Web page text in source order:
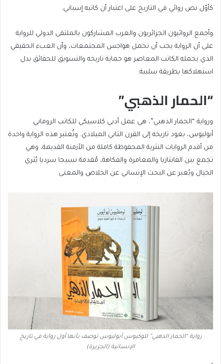
كأوّل نص روائي في التاريخ على اعتبار أن كاتبه إسباني.
وأجمع الروائيون الجزائريون والعرب المشاركون بالملتقى الدولي للرواية
على أن الرواية يجب أن تحمل هواجس المجتمعات، وأن العبء الحقيقي
الذي يحمله الكاتب المعاصر هو حماية تاريخه والتسويق للحقائق بدل
استهلاكها بطريقة سلبية.
“الحمار الذهبي”
ورواية “الحمار الذهبي”، هي عمل أدبي كلاسيكي للكاتب الروماني
أبوليوس، يعود تاريخه إلى القرن الثاني الميلادي. وتُعتبر هذه الرواية واحدة
من أقدم الروايات النثرية المحفوظة كاملة من الأزمنة القديمة، وهي
تجمع بين الفانتازيا والمغامرة والفكاهة، مُقدمة نسيجا سرديا يُثري
الخيال ويُعبر عن البحث الإنساني عن الخلاص والمعنى.
رواية “الحمار الذهبي” للوكيوس أبوليوس توصف بأنها أول رواية في تاريخ
الإنسانية (الجزيرة)